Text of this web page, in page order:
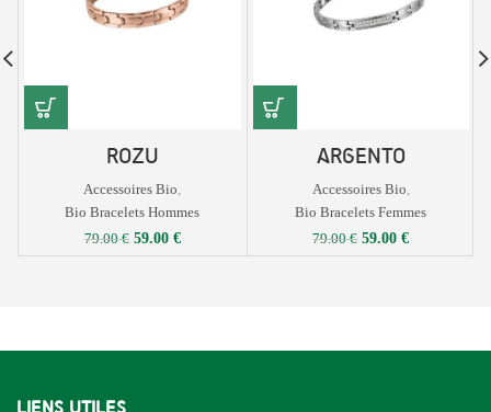
ROZU
Accessoires Bio,
Bio Bracelets Hommes
79.00€ Le
prix
59.00 €Le
prix
ARGENTO
Accessoires Bio,
Bio Bracelets Femmes
79.00€ Le
prix
59.00€Le
prix